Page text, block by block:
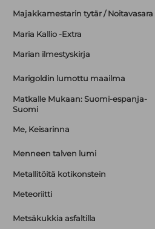
Majakkamestarin tytär / Noitavasara
Maria Kallio -Extra
Marian ilmestyskirja
Marigoldin lumottu maailma
Matkalle Mukaan: Suomi-espanja-
Suomi
Me, Keisarinna
Menneen talven lumi
Metallitöitä kotikonstein
Meteoriitti
Metsäkukkia asfaltilla